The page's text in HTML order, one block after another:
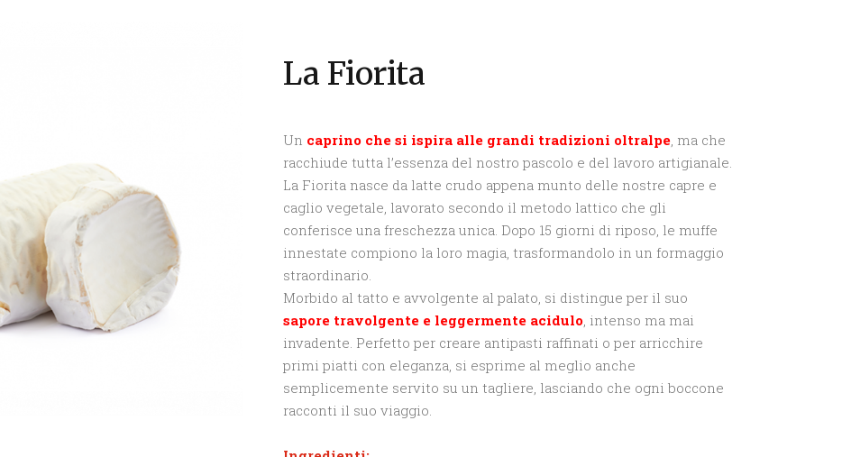
La Fiorita
Un caprino che si ispira alle grandi tradizioni oltralpe, ma che
racchiude tutta l’essenza del nostro pascolo e del lavoro artigianale.
La Fiorita nasce da latte crudo appena munto delle nostre capre e
caglio vegetale, lavorato secondo il metodo lattico che gli
conferisce una freschezza unica. Dopo 15 giorni di riposo, le muffe
innestate compiono la loro magia, trasformandolo in un formaggio
straordinario.
Morbido al tatto e avvolgente al palato, si distingue per il suo
sapore travolgente e leggermente acidulo, intenso ma mai
invadente. Perfetto per creare antipasti raffinati o per arricchire
primi piatti con eleganza, si esprime al meglio anche
semplicemente servito su un tagliere, lasciando che ogni boccone
racconti il suo viaggio.